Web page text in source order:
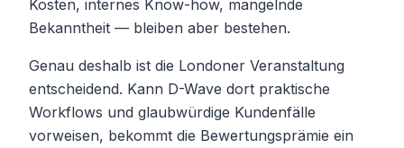
Kosten, internes Know-how, mangelnde
Bekanntheit — bleiben aber bestehen.
Genau deshalb ist die Londoner Veranstaltung
entscheidend. Kann D-Wave dort praktische
Workflows und glaubwürdige Kundenfälle
vorweisen, bekommt die Bewertungsprämie ein